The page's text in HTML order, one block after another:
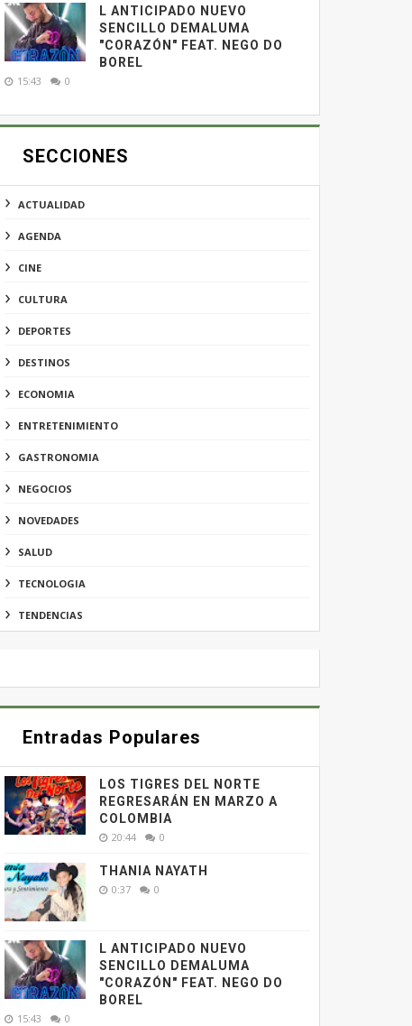
L ANTICIPADO NUEVO
SENCILLO DEMALUMA
"CORAZÓN" FEAT. NEGO DO
BOREL
15:43 0
SECCIONES
ACTUALIDAD
AGENDA
CINE
CULTURA
DEPORTES
DESTINOS
ECONOMIA
ENTRETENIMIENTO
GASTRONOMIA
NEGOCIOS
NOVEDADES
SALUD
TECNOLOGIA
TENDENCIAS
Entradas Populares
LOS TIGRES DEL NORTE
REGRESARÁN EN MARZO A
COLOMBIA
20:44 0
THANIA NAYATH
0:37 0
L ANTICIPADO NUEVO
SENCILLO DEMALUMA
"CORAZÓN" FEAT. NEGO DO
BOREL
15:43 0